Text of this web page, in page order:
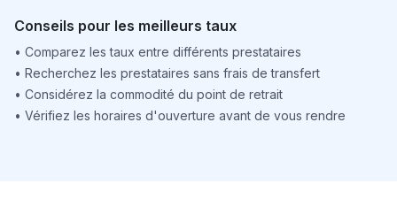
Conseils pour les meilleurs taux
• Comparez les taux entre différents prestataires
• Recherchez les prestataires sans frais de transfert
• Considérez la commodité du point de retrait
• Vérifiez les horaires d'ouverture avant de vous rendre